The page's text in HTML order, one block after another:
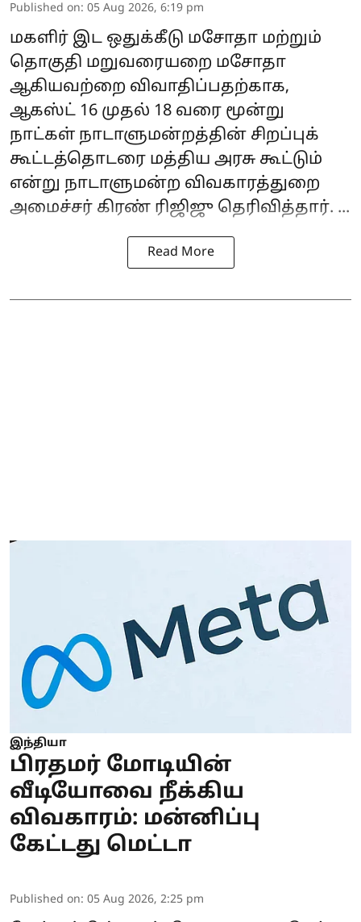
Published on: 05 Aug 2026, 6:19 pm
மகளிர் இட ஒதுக்கீடு மசோதா மற்றும்
தொகுதி மறுவரையறை மசோதா
ஆகியவற்றை விவாதிப்பதற்காக,
ஆகஸ்ட் 16 முதல் 18 வரை மூன்று
நாட்கள் நாடாளுமன்றத்தின் சிறப்புக்
கூட்டத்தொடரை மத்திய அரசு கூட்டும்
என்று நாடாளுமன்ற விவகாரத்துறை
அமைச்சர் கிரண் ரிஜிஜு தெரிவித்தார். ...
Read More
இந்தியா
பிரதமர் மோடியின்
வீடியோவை நீக்கிய
விவகாரம்: மன்னிப்பு
கேட்டது மெட்டா
Published on: 05 Aug 2026, 2:25 pm